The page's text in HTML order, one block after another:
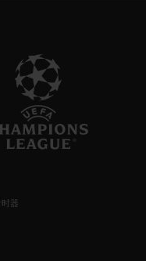
器